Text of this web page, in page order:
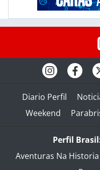
Diario Perfil
Weekend
Perfil
Aventuras Na Historia